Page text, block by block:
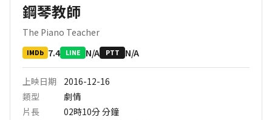
鋼琴教師
The Piano Teacher
IMDb 7.4 LINE N/A PTT N/A
上映日期
2016-12-16
類型
劇情
片長
02時10分分鐘